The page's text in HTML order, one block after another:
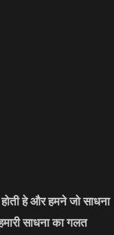
हे और हमने जो साधना
साधना का गलत